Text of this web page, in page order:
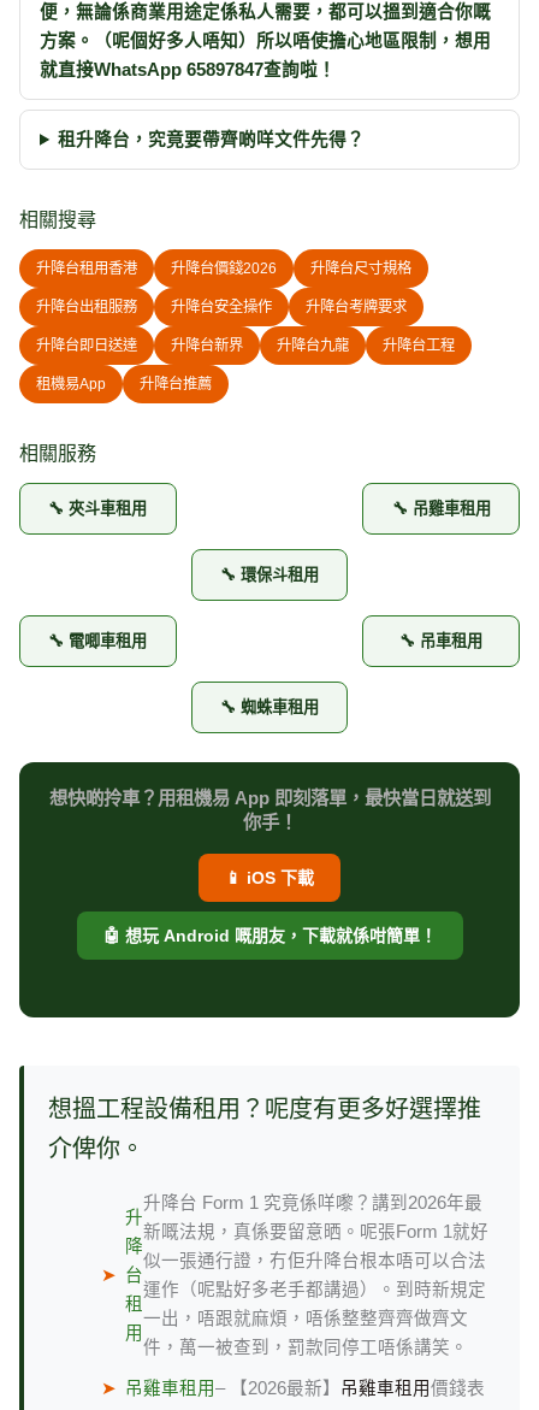
便，無論係商業用途定係私人需要，都可以搵到適合你嘅
方案。（呢個好多人唔知）所以唔使擔心地區限制，想用
就直接WhatsApp 65897847查詢啦！
租升降台，究竟要帶齊啲咩文件先得？
相關搜尋
升降台租用香港 升降台價錢2026 升降台尺寸規格
升降台出租服務 升降台安全操作 升降台考牌要求
升降台即日送達 升降台新界 升降台九龍 升降台工程
租機易App 升降台推薦
相關服務
🔧 夾斗車租用 🔧 吊雞車租用
🔧 環保斗租用
🔧 電唧車租用 🔧 吊車租用
🔧 蜘蛛車租用
想快啲拎車？用租機易 App 即刻落單，最快當日就送到
你手！
📱 iOS 下載
🤖 想玩 Android 嘅朋友，下載就係咁簡單！
想搵工程設備租用？呢度有更多好選擇推
介俾你。
➤
升
降
台
租
用
升降台 Form 1 究竟係咩嚟？講到2026年最
新嘅法規，真係要留意晒。呢張Form 1就好
似一張通行證，冇佢升降台根本唔可以合法
運作（呢點好多老手都講過）。到時新規定
一出，唔跟就麻煩，唔係整整齊齊做齊文
件，萬一被查到，罰款同停工唔係講笑。
➤ 吊雞車租用– 【2026最新】 吊雞車租用價錢表